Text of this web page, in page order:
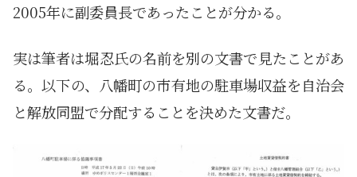
2005年に副委員長であったことが分かる。
実は筆者は堀忍氏の名前を別の文書で見たことがあ
る。以下の、八幡町の市有地の駐車場収益を自治会
と解放同盟で分配することを決めた文書だ。